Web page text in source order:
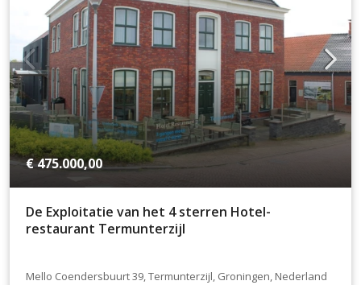
€ 475.000,00
De Exploitatie van het 4 sterren Hotel-
restaurant Termunterzijl
Mello Coendersbuurt 39, Termunterzijl, Groningen, Nederland